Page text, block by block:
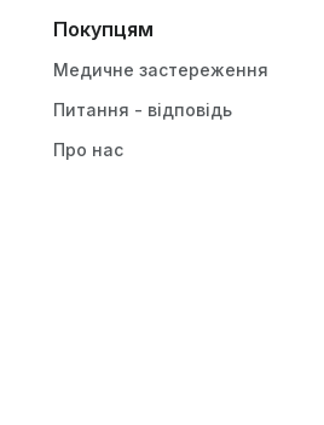
Покупцям
Медичне застереження
Питання - відповідь
Про нас